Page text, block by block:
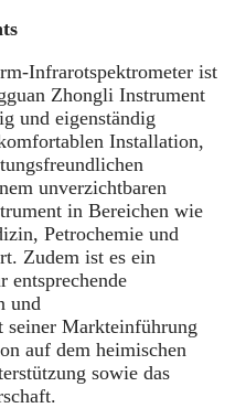
Infrarotspektrometer ist
Zhongli Instrument
und eigenständig
Installation,
unverzichtbaren
in Bereichen wie
Petrochemie und
Zudem ist es ein
entsprechende
und
seiner Markteinführung
auf dem heimischen
sowie das